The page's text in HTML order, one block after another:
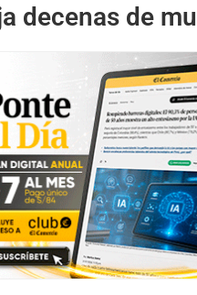
decenas de